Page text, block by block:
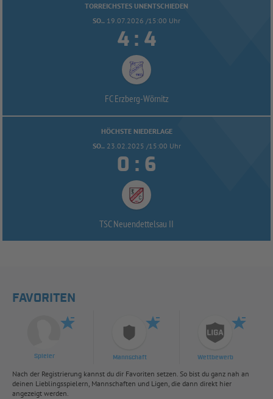
TORREICHSTES UNENTSCHIEDEN
SO.. 19.07.2026 /15:00 Uhr
 : 
FC Erzberg-Wörnitz
HÖCHSTE NIEDERLAGE
SO.. 23.02.2025 /15:00 Uhr
 : 
TSC Neuendettelsau II
FAVORITEN
Spieler Mannschaft Wettbewerb
Nach der Registrierung kannst du dir Favoriten setzen. So bist du ganz nah an
deinen Lieblingsspielern, Mannschaften und Ligen, die dann direkt hier
angezeigt werden.